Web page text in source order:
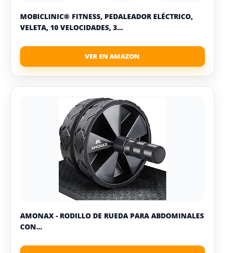
MOBICLINIC® FITNESS, PEDALEADOR ELÉCTRICO,
VELETA, 10 VELOCIDADES, 3...
AMONAX - RODILLO DE RUEDA PARA ABDOMINALES
CON...